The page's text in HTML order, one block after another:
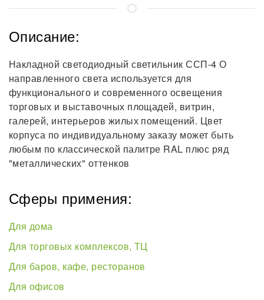
Описание:
Накладной светодиодный светильник ССП-4 О
направленного света используется для
функционального и современного освещения
торговых и выставочных площадей, витрин,
галерей, интерьеров жилых помещений. Цвет
корпуса по индивидуальному заказу может быть
любым по классической палитре RAL плюс ряд
"металлических" оттенков
Сферы примения:
Для дома
Для торговых комплексов, ТЦ
Для баров, кафе, ресторанов
Для офисов